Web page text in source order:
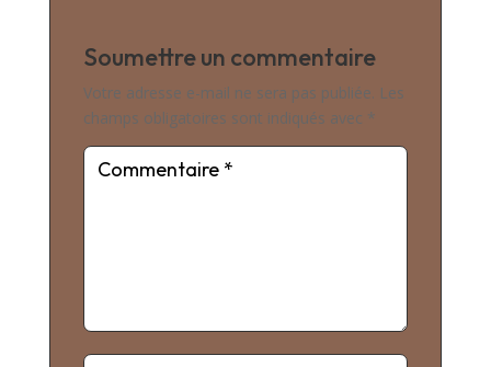
Soumettre un commentaire
Votre adresse e-mail ne sera pas publiée. Les
champs obligatoires sont indiqués avec *